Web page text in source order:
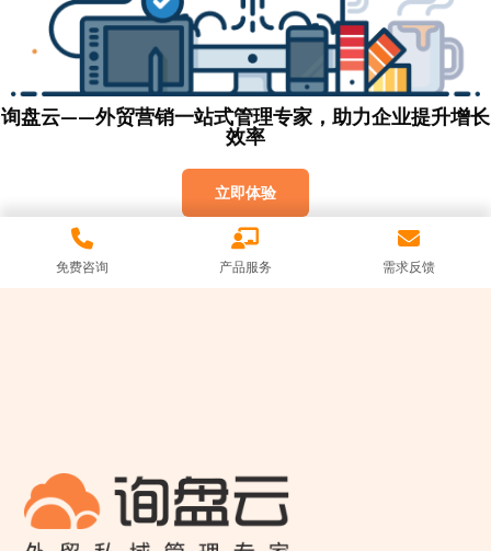
询盘云——外贸营销一站式管理专家，助力企业提升增长
效率
立即体验
免费咨询 产品服务 需求反馈